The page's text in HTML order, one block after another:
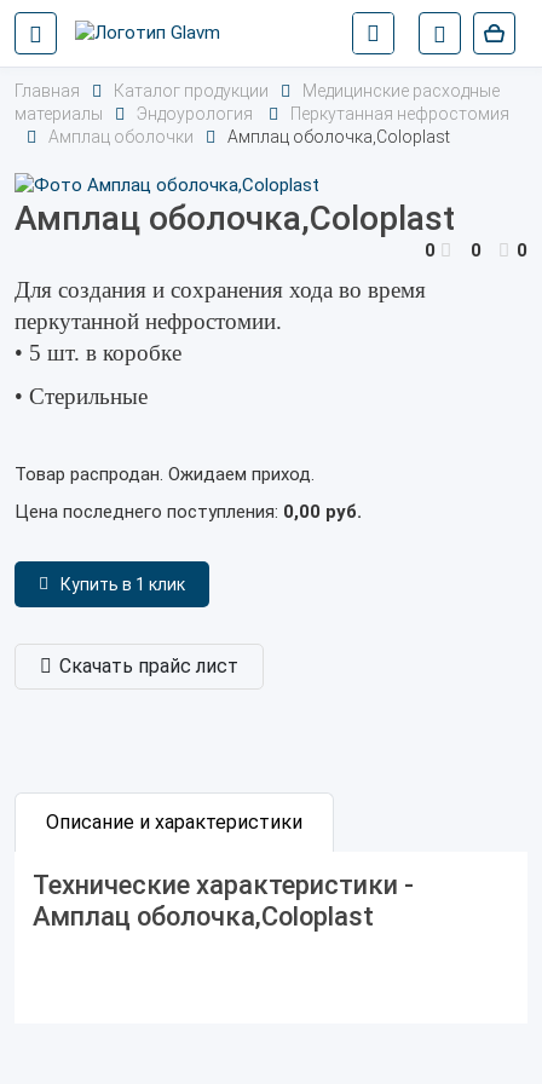
Главная Каталог продукции
Медицинские расходные
материалы
Эндоурология
Перкутанная нефростомия
Амплац оболочки
Амплац оболочка,Coloplast
Амплац оболочка,Coloplast
0 0 0
Для создания и сохранения хода во время
перкутанной нефростомии.
• 5 шт. в коробке
• Стерильные
Товар распродан. Ожидаем приход.
Цена последнего поступления: 0,00 руб.
Купить в 1 клик
Скачать прайс лист
Описание и характеристики
Технические характеристики -
Амплац оболочка,Coloplast